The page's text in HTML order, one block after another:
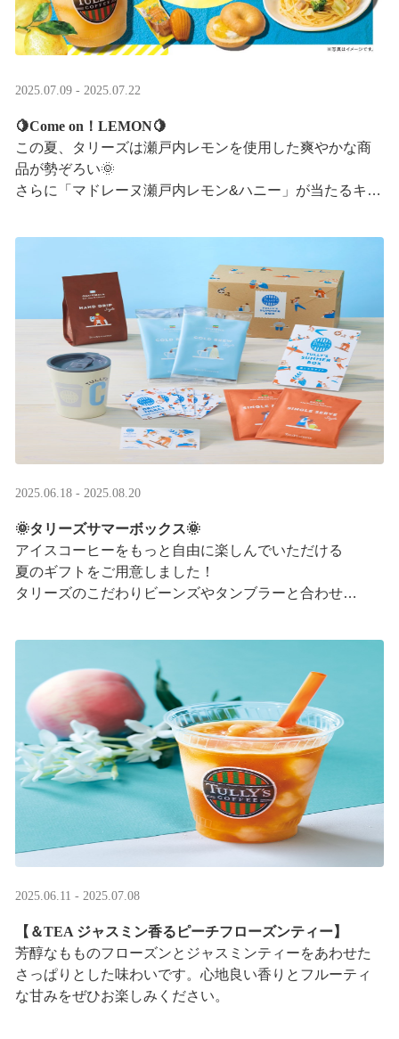
2025.07.09 - 2025.07.22
🍋Come on！LEMON🍋
この夏、タリーズは瀬戸内レモンを使用した爽やかな商
品が勢ぞろい🌞
さらに「マドレーヌ瀬戸内レモン&ハニー」が当たるキャ
2025.06.18 - 2025.08.20
🌞タリーズサマーボックス🌞
アイスコーヒーをもっと自由に楽しんでいただける
夏のギフトをご用意しました！
タリーズのこだわりビーンズやタンブラーと合わせ、
2025.06.11 - 2025.07.08
【＆TEA ジャスミン香るピーチフローズンティー】
芳醇なもものフローズンとジャスミンティーをあわせた
さっぱりとした味わいです。心地良い香りとフルーティ
な甘みをぜひお楽しみください。